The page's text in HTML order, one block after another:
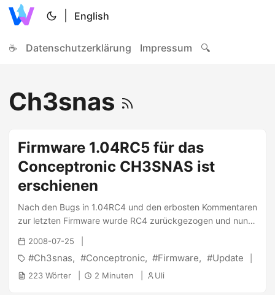
English
☕ Datenschutzerklärung Impressum 🔍
Ch3snas
Firmware 1.04RC5 für das
Conceptronic CH3SNAS ist
erschienen
Nach den Bugs in 1.04RC4 und den erbosten Kommentaren
zur letzten Firmware wurde RC4 zurückgezogen und nun
vorgestern ein neues Update released . Darin wurden
neben den bereits gefixten Bugs (von RC4) nun folgendes
gemacht: ...
2008-07-25
Ch3snas Conceptronic Firmware Update
223 Wörter 2 Minuten Uli